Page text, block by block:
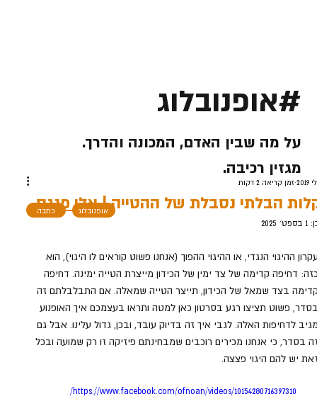
הבלתי נסבלת של ההטייה | אלי פנגס
זמן קריאה 2 דקות
1 בספט׳ 2025
ההיגוי הנגדי, או ההיגוי ההפוך (אנחנו פשוט קוראים לו היגוי), הוא
דחיפה קדימה של צד ימין של הכידון מייצרת הטייה ימינה. דחיפה
בצד שמאל של הכידון, תייצר הטייה שמאלה. אם התבלבלתם זה
פשוט תציצו רגע בסרטון כאן למטה ותראו בעצמכם איך האופנוע
לדחיפות האלה. לגבי איך זה בדיוק עובד, ובכן, גדול עלינו. אבל גם
בסדר, כי אנחנו מכירים רוכבים שמבחינתם פיזיקה זו רק שמועה ובכל
יש להם היגוי פצצה.
https://www.facebook.com/ofnoan/videos/10154280716397310/
כתבה אופנובלוג
#אופנובלוג
על מה שבין האדם, המכונה והדרך.
מגזין רכיבה.